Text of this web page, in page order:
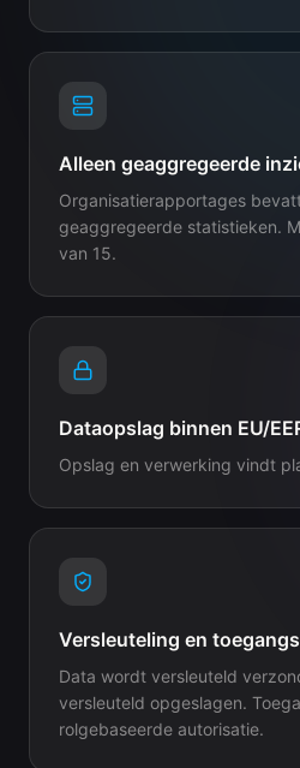
Alleen geaggregeerde
Organisatierapportages
geaggregeerde statistieken.
van 15.
Dataopslag binnen EU/
Opslag en verwerking vindt
Versleuteling en
Data wordt versleuteld
versleuteld opgeslagen.
rolgebaseerde autorisatie.